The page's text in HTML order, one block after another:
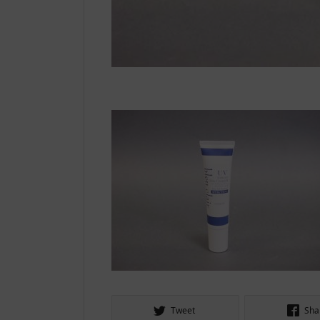
Tweet